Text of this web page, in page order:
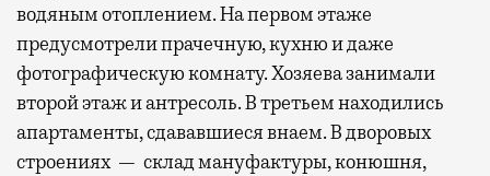
водяным отоплением. На первом этаже
предусмотрели прачечную, кухню и даже
фотографическую комнату. Хозяева занимали
второй этаж и антресоль. В третьем находились
апартаменты, сдававшиеся внаем. В дворовых
строениях — склад мануфактуры, конюшня,